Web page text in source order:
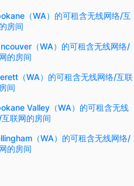
（WA）的可租含无线网络/互
房间
（WA）的可租含无线网络/
的房间
（WA）的可租含无线网络/互联
间
Valley（WA）的可租含无线
联网的房间
（WA）的可租含无线网络/
的房间